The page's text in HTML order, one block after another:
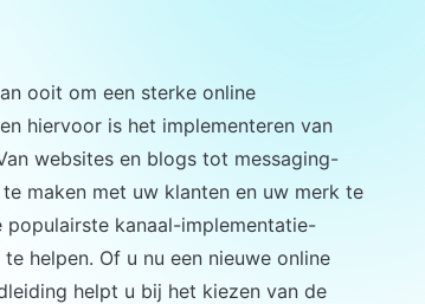
ooit om een sterke online
hiervoor is het implementeren van
websites en blogs tot messaging-
maken met uw klanten en uw merk te
kanaal-implementatie-
helpen. Of u nu een nieuwe online
helpt u bij het kiezen van de